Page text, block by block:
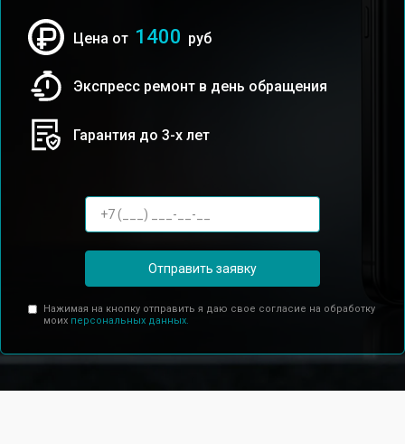
Цена от 1400 руб
Экспресс ремонт в день обращения
Гарантия до 3-х лет
Отправить заявку
Нажимая на кнопку отправить я даю свое согласие на обработку
моих персональных данных.